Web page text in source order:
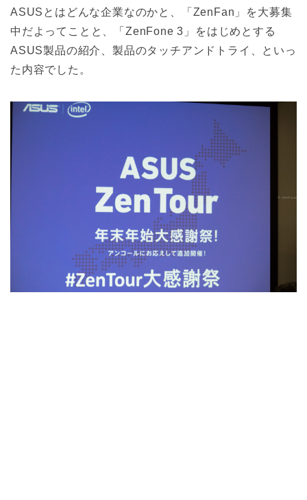
ASUSとはどんな企業なのかと、「ZenFan」を大募集
中だよってことと、「ZenFone 3」をはじめとする
ASUS製品の紹介、製品のタッチアンドトライ、といっ
た内容でした。